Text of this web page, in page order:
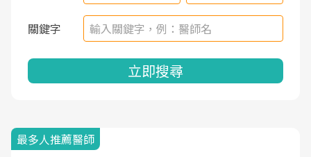
關鍵字
立即搜尋
最多人推薦醫師